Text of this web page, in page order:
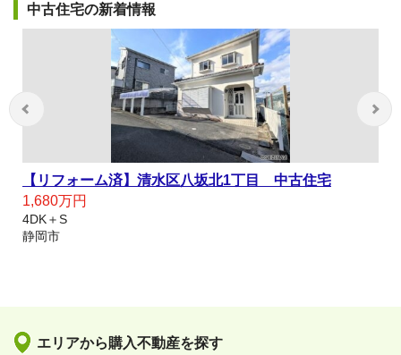
中古住宅の新着情報
【リフォーム済】清水区八坂北1丁目 中古住宅
1,680万円
4DK＋S
静岡市
エリアから購入不動産を探す